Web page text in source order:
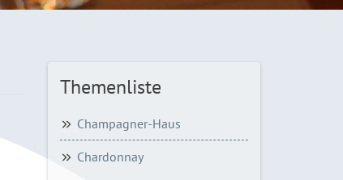
Themenliste
Champagner-Haus
Chardonnay